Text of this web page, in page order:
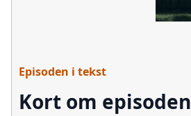
Episoden i tekst
Kort om episoden